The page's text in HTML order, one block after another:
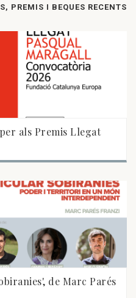
PREMIS I BEQUES RECENTS
als Premis Llegat
de Marc Parés